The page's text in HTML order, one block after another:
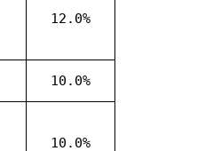
12.0%
10.0%
10.0%